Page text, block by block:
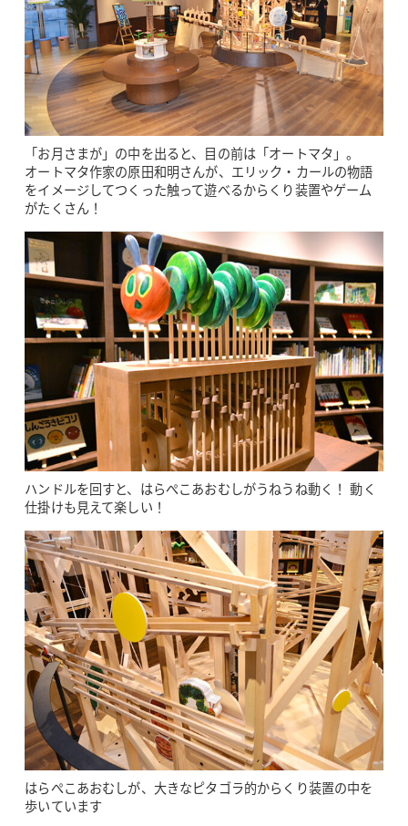
「お月さまが」の中を出ると、目の前は「オートマタ」。
オートマタ作家の原田和明さんが、エリック・カールの物語
をイメージしてつくった触って遊べるからくり装置やゲーム
がたくさん！
ハンドルを回すと、はらぺこあおむしがうねうね動く！ 動く
仕掛けも見えて楽しい！
はらぺこあおむしが、大きなピタゴラ的からくり装置の中を
歩いています